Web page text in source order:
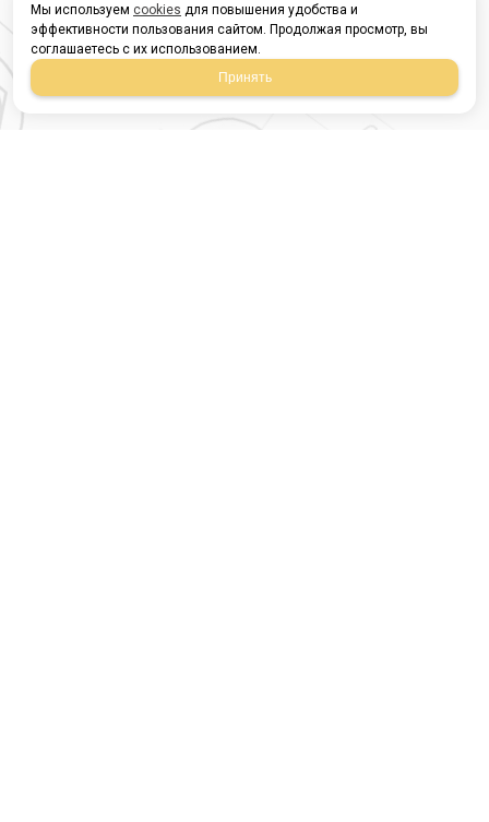
Мы используем cookies для повышения удобства и
эффективности пользования сайтом. Продолжая просмотр, вы
соглашаетесь с их использованием.
Принять